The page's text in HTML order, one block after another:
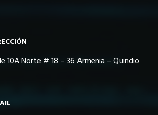
10A Norte # 18 – 36 Armenia – Quindio